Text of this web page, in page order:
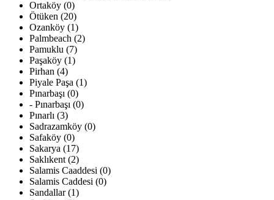
Ortaköy (0)
Ötüken (20)
Ozanköy (1)
Palmbeach (2)
Pamuklu (7)
Paşaköy (1)
Pirhan (4)
Piyale Paşa (1)
Pınarbaşı (0)
- Pınarbaşı (0)
Pınarlı (3)
Sadrazamköy (0)
Safaköy (0)
Sakarya (17)
Saklıkent (2)
Salamis Caaddesi (0)
Salamis Caddesi (0)
Sandallar (1)